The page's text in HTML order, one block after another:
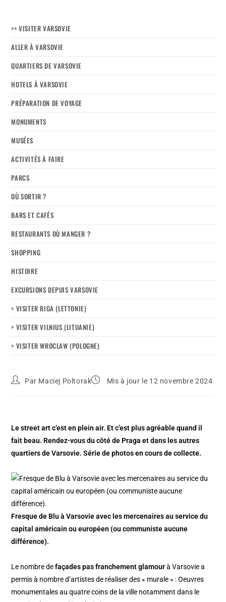
>> VISITER VARSOVIE
ALLER À VARSOVIE
QUARTIERS DE VARSOVIE
HOTELS À VARSOVIE
PRÉPARATION DE VOYAGE
MONUMENTS
MUSÉES
ACTIVITÉS À FAIRE
PARCS
OÙ SORTIR ?
BARS ET CAFÉS
RESTAURANTS OÙ MANGER ?
SHOPPING
HISTOIRE
EXCURSIONS DEPUIS VARSOVIE
> VISITER RIGA (LETTONIE)
> VISITER VILNIUS (LITUANIE)
> VISITER WROCLAW (POLOGNE)
Par Maciej Poltorak Mis à jour le 12 novembre 2024
Le street art c’est en plein air. Et c’est plus agréable quand il
fait beau. Rendez-vous du côté de Praga et dans les autres
quartiers de Varsovie. Série de photos en cours de collecte.
Fresque de Blu à Varsovie avec les mercenaires au service du
capital américain ou européen (ou communiste aucune
différence).
Le nombre defaçades pas franchement glamourà Varsovie a
permis à nombre d’artistes de réaliser des « murale » : Oeuvres
monumentales au quatre coins de la ville notamment dans le